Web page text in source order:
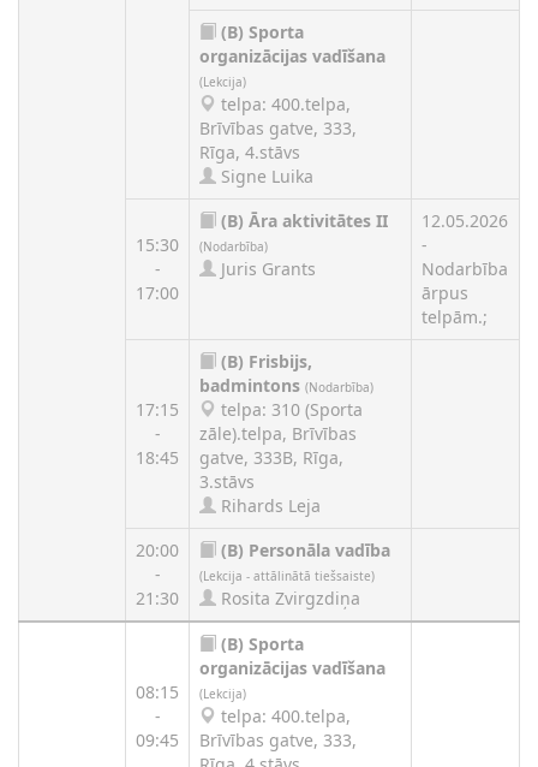
(B) Sporta
organizācijas vadīšana
(Lekcija)
telpa: 400.telpa,
Brīvības gatve, 333,
Rīga, 4.stāvs
Signe Luika
15:30
-
17:00
(B) Āra aktivitātes II
(Nodarbība)
Juris Grants
12.05.2026
-
Nodarbība
ārpus
telpām.;
17:15
-
18:45
(B) Frisbijs,
badmintons (Nodarbība)
telpa: 310 (Sporta
zāle).telpa, Brīvības
gatve, 333B, Rīga,
3.stāvs
Rihards Leja
20:00
-
21:30
(B) Personāla vadība
(Lekcija - attālinātā tiešsaiste)
Rosita Zvirgzdiņa
08:15
-
09:45
(B) Sporta
organizācijas vadīšana
(Lekcija)
telpa: 400.telpa,
Brīvības gatve, 333,